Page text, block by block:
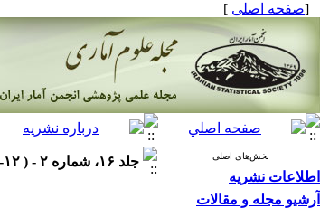
[صفحه اصلی ]
بخش‌های اصلی
اطلاعات نشریه
آرشیو مجله و مقالات
جلد ۱۶، شماره ۲ - ( ۱۲-۱۴۰۱ )